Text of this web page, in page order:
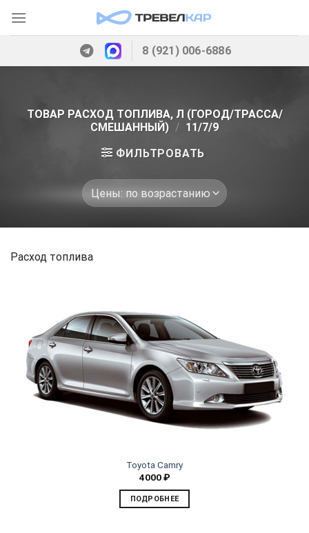
8 (921) 006-6886
ТОВАР РАСХОД ТОПЛИВА, Л (ГОРОД/ТРАССА/
СМЕШАННЫЙ) / 11/7/9
ФИЛЬТРОВАТЬ
Расход топлива
Toyota Camry
4000₽
ПОДРОБНЕЕ